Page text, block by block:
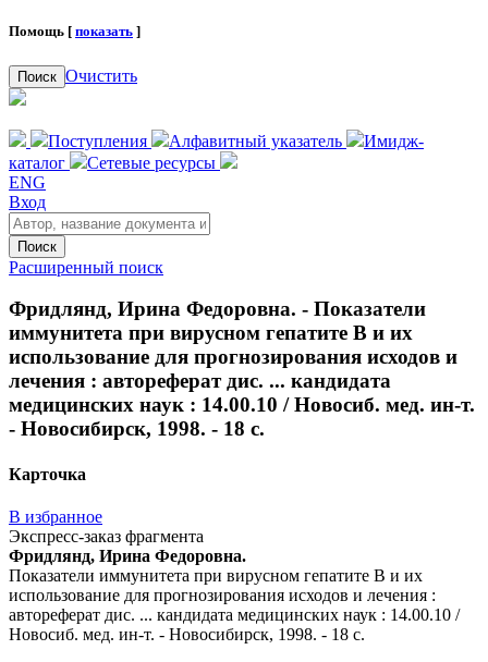
Помощь [ показать ]
Поиск Очистить
Поступления Алфавитный указатель
Имидж-
каталог
Сетевые ресурсы
ENG
Вход
Поиск
Расширенный поиск
Фридлянд, Ирина Федоровна. - Показатели
иммунитета при вирусном гепатите В и их
использование для прогнозирования исходов и
лечения : автореферат дис. ... кандидата
медицинских наук : 14.00.10 / Новосиб. мед. ин-т.
- Новосибирск, 1998. - 18 с.
Карточка
В избранное
Экспресс-заказ фрагмента
Фридлянд, Ирина Федоровна.
Показатели иммунитета при вирусном гепатите В и их
использование для прогнозирования исходов и лечения :
автореферат дис. ... кандидата медицинских наук : 14.00.10 /
Новосиб. мед. ин-т. - Новосибирск, 1998. - 18 с.